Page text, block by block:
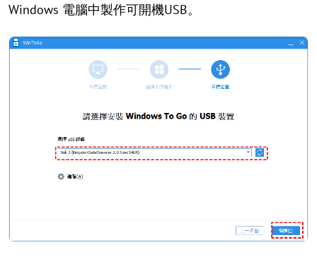
Windows 電腦中製作可開機USB。